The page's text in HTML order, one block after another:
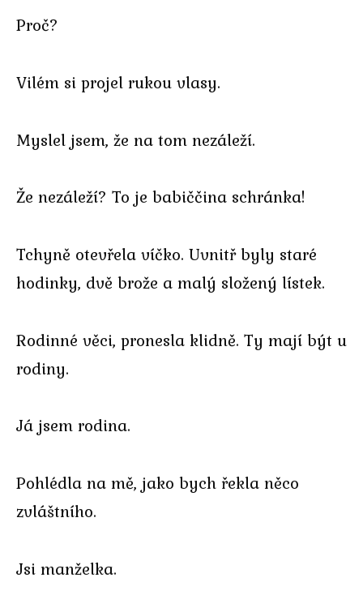
Proč?
Vilém si projel rukou vlasy.
Myslel jsem, že na tom nezáleží.
Že nezáleží? To je babiččina schránka!
Tchyně otevřela víčko. Uvnitř byly staré
hodinky, dvě brože a malý složený lístek.
Rodinné věci, pronesla klidně. Ty mají být u
rodiny.
Já jsem rodina.
Pohlédla na mě, jako bych řekla něco
zvláštního.
Jsi manželka.